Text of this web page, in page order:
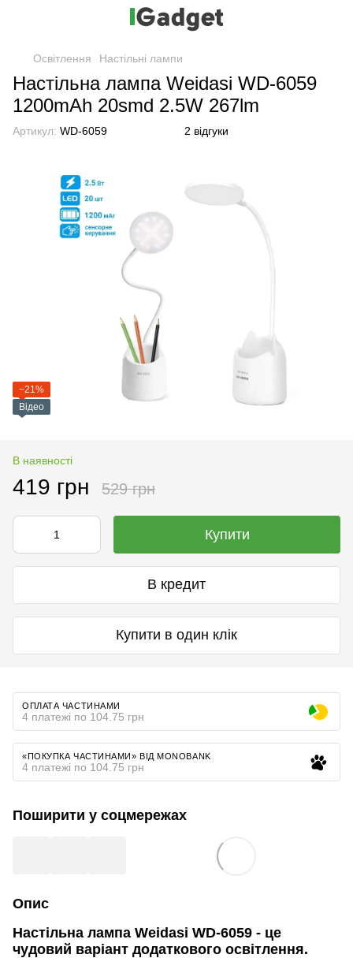
Освітлення Настільні лампи
Настільна лампа Weidasi WD-6059
1200mAh 20smd 2.5W 267lm
Артикул: WD-6059 2 відгуки
−21%
Відео
В наявності
419 грн 529 грн
Купити
В кредит
Купити в один клік
ОПЛАТА ЧАСТИНАМИ
4 платежі по 104.75 грн
«ПОКУПКА ЧАСТИНАМИ» ВІД MONOBANK
4 платежі по 104.75 грн
Поширити у соцмережах
Опис
Настільна лампа Weidasi WD-6059 - це
чудовий варіант додаткового освітлення.